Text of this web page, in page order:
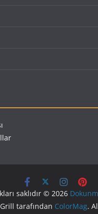
saklıdır © 2026
tarafından ColorMag.